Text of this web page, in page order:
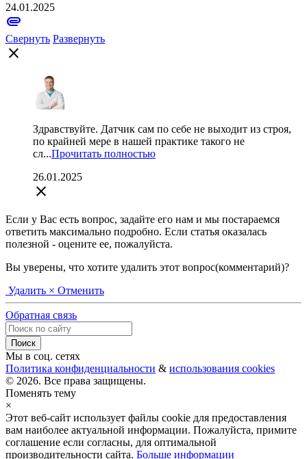
24.01.2025
attachment
Свернуть Развернуть
close
Здравствуйте. Датчик сам по себе не выходит из строя,
по крайней мере в нашей практике такого не
сл...Прочитать полностью
26.01.2025
close
Если у Вас есть вопрос, задайте его нам и мы постараемся
ответить максимально подробно. Если статья оказалась
полезной - оцените ее, пожалуйста.
Вы уверены, что хотите удалить этот вопрос(комментарий)?
Удалить × Отменить
Обратная связь
Мы в соц. сетях
Политика конфиденциальности & использования cookies
© 2026. Все права защищены.
Поменять тему
×
Этот веб-сайт использует файлы cookie для предоставления
вам наиболее актуальной информации. Пожалуйста, примите
соглашение если согласны, для оптимальной
производительности сайта. Больше информации